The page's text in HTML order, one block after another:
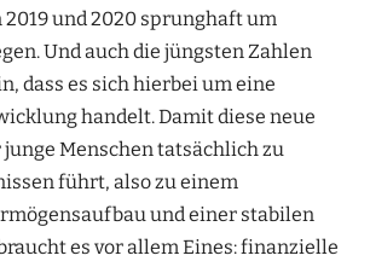
2019 und 2020 sprunghaft um
Und auch die jüngsten Zahlen
dass es sich hierbei um eine
handelt. Damit diese neue
Menschen tatsächlich zu
führt, also zu einem
und einer stabilen
es vor allem Eines: finanzielle